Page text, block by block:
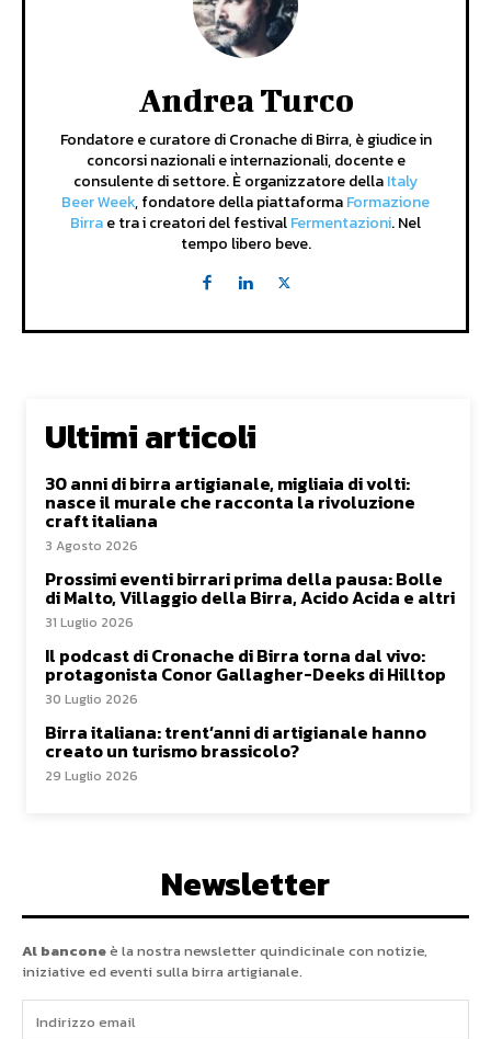
Andrea Turco
Fondatore e curatore di Cronache di Birra, è giudice in
concorsi nazionali e internazionali, docente e
consulente di settore. È organizzatore dellaItaly
Beer Week, fondatore della piattaformaFormazione
Birrae tra i creatori del festivalFermentazioni. Nel
tempo libero beve.
Ultimi articoli
30 anni di birra artigianale, migliaia di volti:
nasce il murale che racconta la rivoluzione
craft italiana
3 Agosto 2026
Prossimi eventi birrari prima della pausa: Bolle
di Malto, Villaggio della Birra, Acido Acida e altri
31 Luglio 2026
Il podcast di Cronache di Birra torna dal vivo:
protagonista Conor Gallagher-Deeks di Hilltop
30 Luglio 2026
Birra italiana: trent’anni di artigianale hanno
creato un turismo brassicolo?
29 Luglio 2026
Newsletter
Al banconeè la nostra newsletter quindicinale con notizie,
iniziative ed eventi sulla birra artigianale.